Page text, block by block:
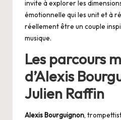
invite à explorer les
émotionnelle qui les unit et à
réellement être un couple
musique.
Les parcours
d’Alexis
Julien Raffin
Alexis Bourguignon,